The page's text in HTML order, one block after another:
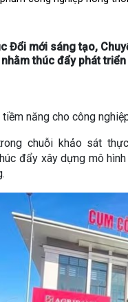
Đổi mới sáng tạo,
thúc đẩy phát
năng cho công
chuỗi khảo sát
đẩy xây dựng mô